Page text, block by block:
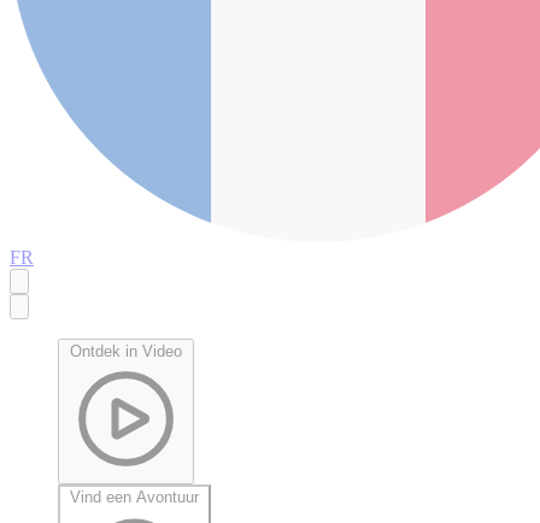
FR
Ontdek in Video
Vind een Avontuur